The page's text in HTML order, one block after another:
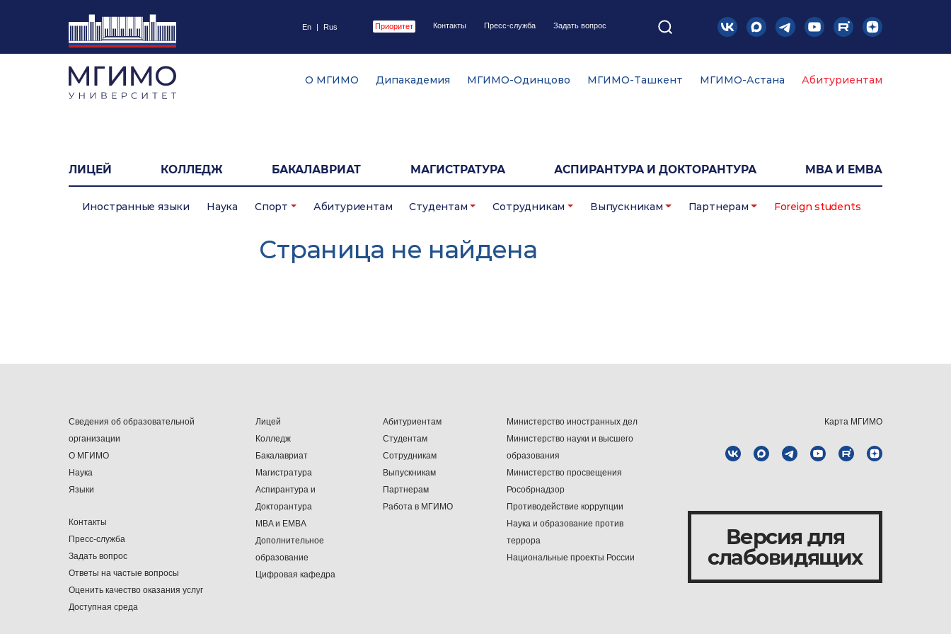
En | Rus Приоритет Контакты Пресс-служба Задать вопрос
О МГИМО Дипакадемия МГИМО-Одинцово МГИМО-Ташкент МГИМО-Астана Абитуриентам
ЛИЦЕЙ КОЛЛЕДЖ БАКАЛАВРИАТ МАГИСТРАТУРА АСПИРАНТУРА И ДОКТОРАНТУРА MBA И EMBA
Иностранные языки Наука Спорт Абитуриентам Студентам Сотрудникам Выпускникам Партнерам Foreign students
Cтраница не найдена
Сведения об образовательной
организации
О МГИМО
Наука
Языки
Контакты
Пресс-служба
Задать вопрос
Ответы на частые вопросы
Оценить качество оказания услуг
Доступная среда
Лицей
Колледж
Бакалавриат
Магистратура
Аспирантура и
Докторантура
MBA и EMBA
Дополнительное
образование
Цифровая кафедра
Абитуриентам
Студентам
Сотрудникам
Выпускникам
Партнерам
Работа в МГИМО
Министерство иностранных дел
Министерство науки и высшего
образования
Министерство просвещения
Рособрнадзор
Противодействие коррупции
Наука и образование против
террора
Национальные проекты России
Карта МГИМО
Версия для
слабовидящих